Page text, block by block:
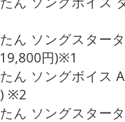
ん ソングスター
円)※1
たん ソングボイ
※2
ん ソングスター